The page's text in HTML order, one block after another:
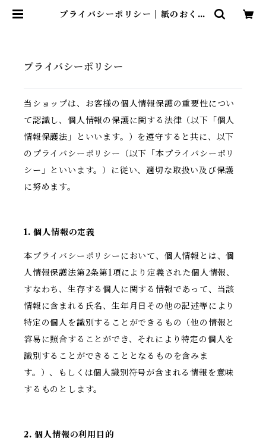
プライバシーポリシー | 紙のおくり
プライバシーポリシー
当ショップは、お客様の個人情報保護の重要性につい
て認識し、個人情報の保護に関する法律（以下「個人
情報保護法」といいます。）を遵守すると共に、以下
のプライバシーポリシー（以下「本プライバシーポリ
シー」といいます。）に従い、適切な取扱い及び保護
に努めます。
1. 個人情報の定義
本プライバシーポリシーにおいて、個人情報とは、個
人情報保護法第2条第1項により定義された個人情報、
すなわち、生存する個人に関する情報であって、当該
情報に含まれる氏名、生年月日その他の記述等により
特定の個人を識別することができるもの（他の情報と
容易に照合することができ、それにより特定の個人を
識別することができることとなるものを含みま
す。）、もしくは個人識別符号が含まれる情報を意味
するものとします。
2. 個人情報の利用目的